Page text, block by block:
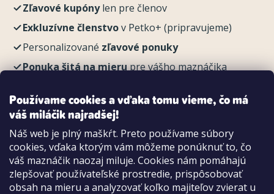
Používame cookies a vďaka tomu vieme, čo má
váš miláčik najradšej!
Náš web je plný maškŕt. Preto používame súbory
cookies, vďaka ktorým vám môžeme ponúknuť to, čo
váš maznáčik naozaj miluje. Cookies nám pomáhajú
zlepšovať používateľské prostredie, prispôsobovať
obsah na mieru a analyzovať koľko majiteľov zvierat u
Zľavové kupónylen pre členov
Exkluzívne členstvov Petko+ (pripravujeme)
Personalizované zľavové ponuky
Ponuka šitá na mierupre vášho maznáčika
Možnosti platby:
Dobierkou
Hotovo aj kartou na pobočke